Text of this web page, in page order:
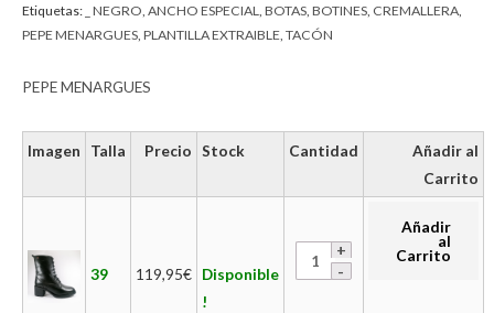
Etiquetas: _ NEGRO ANCHO ESPECIAL BOTAS BOTINES CREMALLERA
PEPE MENARGUES PLANTILLA EXTRAIBLE TACÓN
PEPE MENARGUES
Imagen Talla Precio Stock Cantidad
Añadir al
Carrito
39 119,95€ Disponible
!
Añadir
al
Carrito